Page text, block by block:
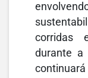
corridas
durante a